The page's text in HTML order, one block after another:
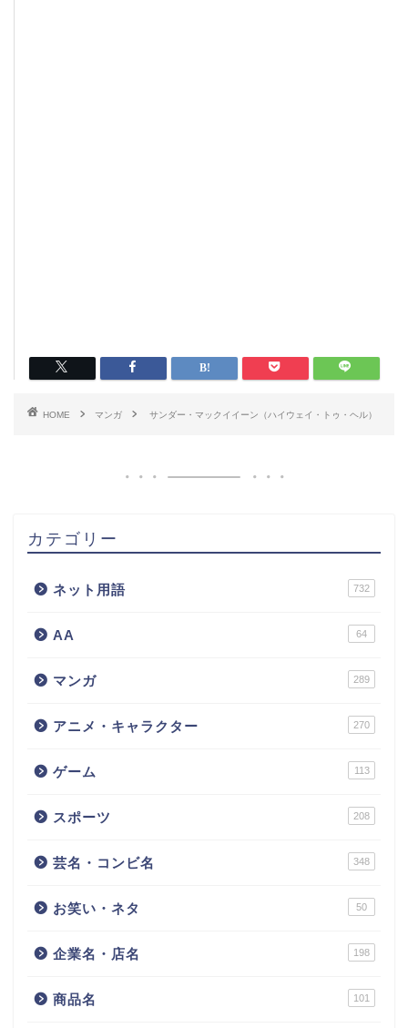
HOME マンガ サンダー・マックイイーン（ハイウェイ・トゥ・ヘル）
カテゴリー
ネット用語 732
AA 64
マンガ 289
アニメ・キャラクター 270
ゲーム 113
スポーツ 208
芸名・コンビ名 348
お笑い・ネタ 50
企業名・店名 198
商品名 101